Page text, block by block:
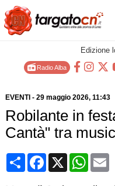
Edizione
Radio Alba
EVENTI - 29 maggio 2026, 11:43
Robilante in
Cantà" tra
CondividiFacebook
X